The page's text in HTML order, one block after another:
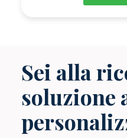
Sei alla
soluzione